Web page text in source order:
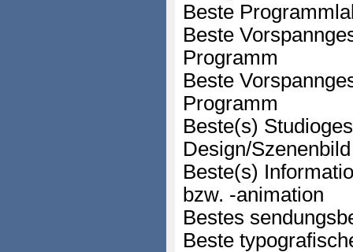
Beste
Beste
Programm
Beste
Programm
Beste(s)
Design/Szenenbild
Beste(s)
bzw. -animation
Bestes
Beste